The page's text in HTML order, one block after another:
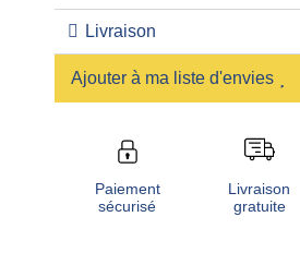
Livraison
Ajouter à ma liste d'envies
Paiement
sécurisé
Livraison
gratuite